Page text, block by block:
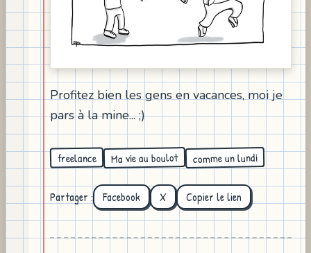
Profitez bien les gens en vacances, moi je
pars à la mine... ;)
freelance Ma vie au boulot comme un lundi
Partager : Facebook X Copier le lien